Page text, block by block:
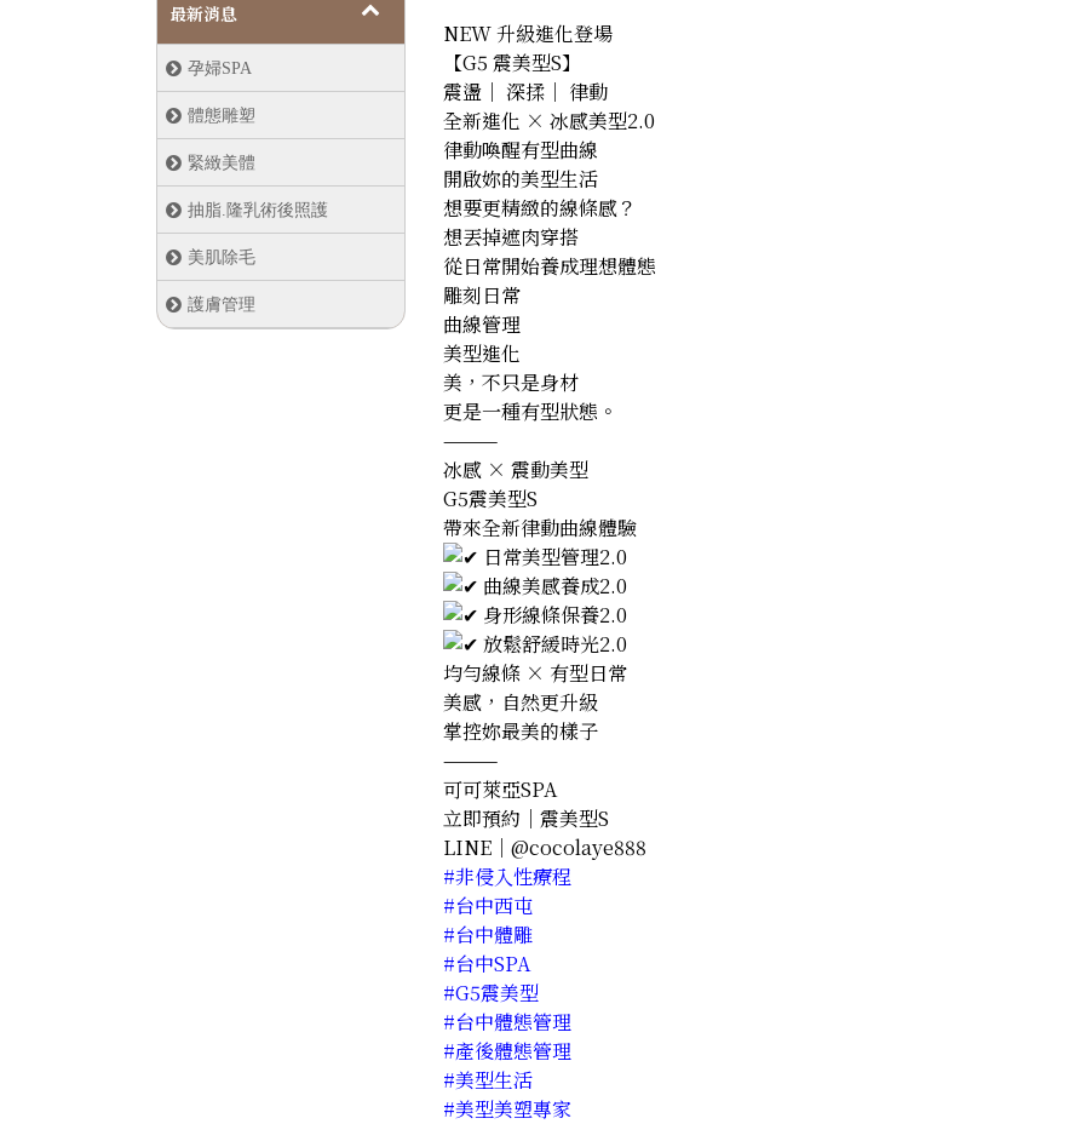
最新消息
孕婦SPA
體態雕塑
緊緻美體
抽脂.隆乳術後照護
美肌除毛
護膚管理
NEW 升級進化登場
【G5 震美型S】
震盪｜ 深揉｜ 律動
全新進化 × 冰感美型2.0
律動喚醒有型曲線
開啟妳的美型生活
想要更精緻的線條感？
想丟掉遮肉穿搭
從日常開始養成理想體態
雕刻日常
曲線管理
美型進化
美，不只是身材
更是一種有型狀態。
⸻
冰感 × 震動美型
G5震美型S
帶來全新律動曲線體驗
日常美型管理2.0
曲線美感養成2.0
身形線條保養2.0
放鬆舒緩時光2.0
均勻線條 × 有型日常
美感，自然更升級
掌控妳最美的樣子
⸻
可可萊亞SPA
立即預約｜震美型S
LINE｜@cocolaye888
#非侵入性療程
#台中西屯
#台中體雕
#台中SPA
#G5震美型
#台中體態管理
#產後體態管理
#美型生活
#美型美塑專家